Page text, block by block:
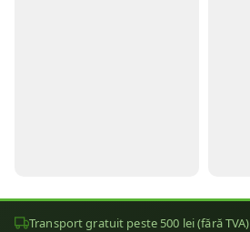
Transport gratuit peste 500 lei (fără TVA)